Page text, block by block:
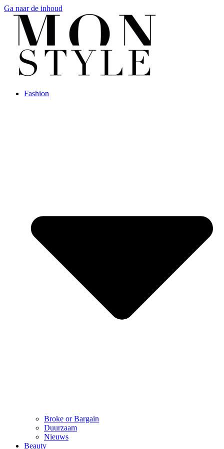
Ga naar de inhoud
Fashion
Broke or Bargain
Duurzaam
Nieuws
Beauty